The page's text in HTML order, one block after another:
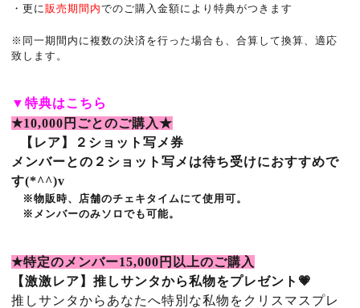
・更に販売期間内でのご購入金額により特典がつきます
※ 同一期間内に複数の決済を行った場合も、合算して換算、適応
致します。
▼特典はこちら
★10,000 円ごとのご購入★
【レア】２ショット写メ券
メンバーとの２ショット写メは待ち受けにおすすめで
す(*^^)v
※物販時、店舗のチェキタイムにて使用可。
※メンバーのみソロでも可能。
★特定のメンバー15,000 円以上のご購入
【激激レア】推しサンタから私物をプレゼント💗
推しサンタからあなたへ特別な私物をクリスマスプレ